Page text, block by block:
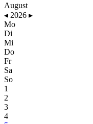
August
◂ 2026 ▸
Mo
Di
Mi
Do
Fr
Sa
So
1
2
3
4